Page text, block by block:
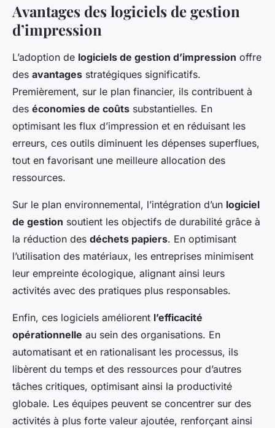
Avantages des logiciels de gestion
d’impression
L’adoption de logiciels de gestion d’impression offre
des avantages stratégiques significatifs.
Premièrement, sur le plan financier, ils contribuent à
des économies de coûts substantielles. En
optimisant les flux d’impression et en réduisant les
erreurs, ces outils diminuent les dépenses superflues,
tout en favorisant une meilleure allocation des
ressources.
Sur le plan environnemental, l’intégration d’un logiciel
de gestion soutient les objectifs de durabilité grâce à
la réduction des déchets papiers. En optimisant
l’utilisation des matériaux, les entreprises minimisent
leur empreinte écologique, alignant ainsi leurs
activités avec des pratiques plus responsables.
Enfin, ces logiciels améliorent l’efficacité
opérationnelle au sein des organisations. En
automatisant et en rationalisant les processus, ils
libèrent du temps et des ressources pour d’autres
tâches critiques, optimisant ainsi la productivité
globale. Les équipes peuvent se concentrer sur des
activités à plus forte valeur ajoutée, renforçant ainsi